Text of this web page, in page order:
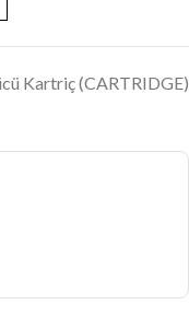
Kartriç (CARTRIDGE)